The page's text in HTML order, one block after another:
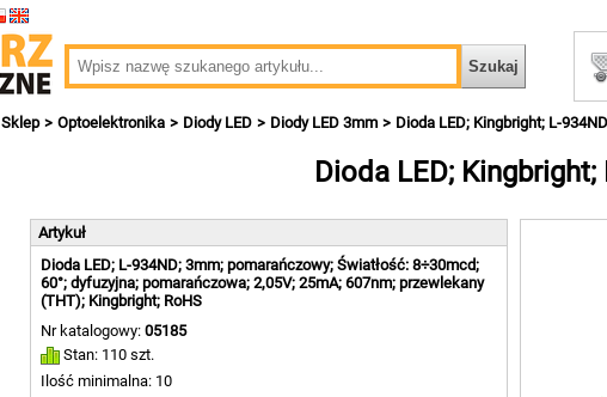
Sklep Optoelektronika Diody LED Diody LED 3mm Dioda LED; Kingbright; L-934ND
Dioda LED; Kingbright;
Artykuł
Dioda LED; L-934ND; 3mm; pomarańczowy; Światłość: 8÷30mcd;
60°; dyfuzyjna; pomarańczowa; 2,05V; 25mA; 607nm; przewlekany
(THT); Kingbright; RoHS
Nr katalogowy: 05185
Stan: 110 szt.
Ilość minimalna: 10